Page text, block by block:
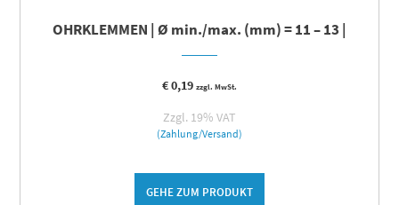
OHRKLEMMEN | Ø min./max. (mm) = 11 – 13 |
€0,19 zzgl. MwSt.
Zzgl. 19% VAT
(Zahlung/Versand)
GEHE ZUM PRODUKT